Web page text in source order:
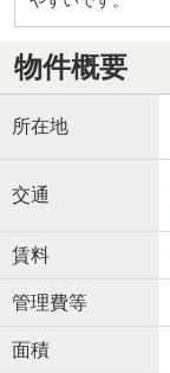
物件概要
所在地
交通
賃料
管理費等
面積